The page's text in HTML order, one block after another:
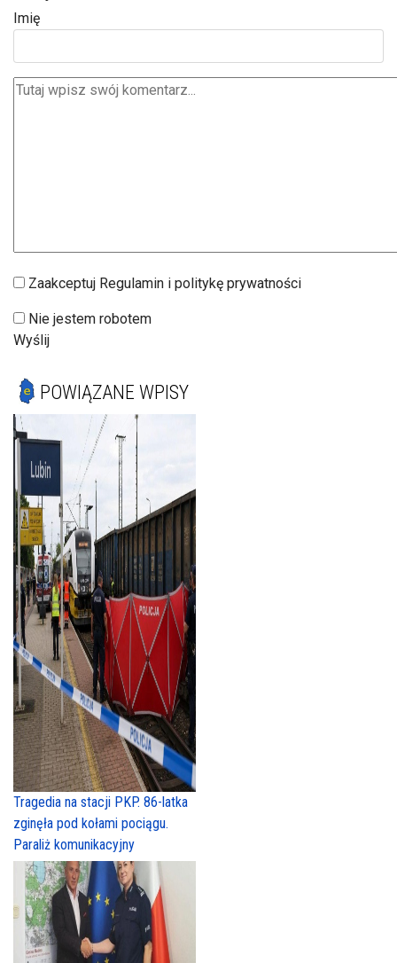
Imię
Zaakceptuj Regulamin i politykę prywatności
Nie jestem robotem
Wyślij
POWIĄZANE WPISY
Tragedia na stacji PKP. 86-latka
zginęła pod kołami pociągu.
Paraliż komunikacyjny